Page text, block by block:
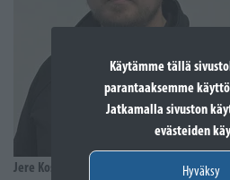
Käytämme tällä
parantaaksemme
Jatkamalla sivuston
evästeiden
Hyväksy
Jere Kostiander